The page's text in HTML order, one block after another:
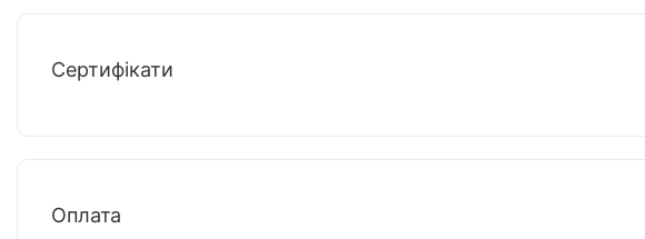
Сертифікати
Оплата